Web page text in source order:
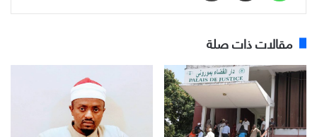
مقالات ذات صلة